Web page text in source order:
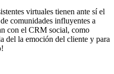
virtuales tienen ante sí el
comunidades influyentes a
con el CRM social, como
del la emoción del cliente y para